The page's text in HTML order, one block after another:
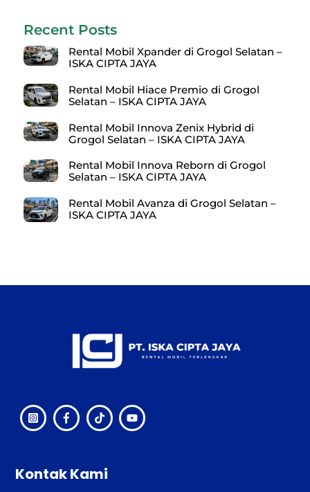
Recent Posts
Rental Mobil Xpander di Grogol Selatan –
ISKA CIPTA JAYA
Rental Mobil Hiace Premio di Grogol
Selatan – ISKA CIPTA JAYA
Rental Mobil Innova Zenix Hybrid di
Grogol Selatan – ISKA CIPTA JAYA
Rental Mobil Innova Reborn di Grogol
Selatan – ISKA CIPTA JAYA
Rental Mobil Avanza di Grogol Selatan –
ISKA CIPTA JAYA
Kontak Kami